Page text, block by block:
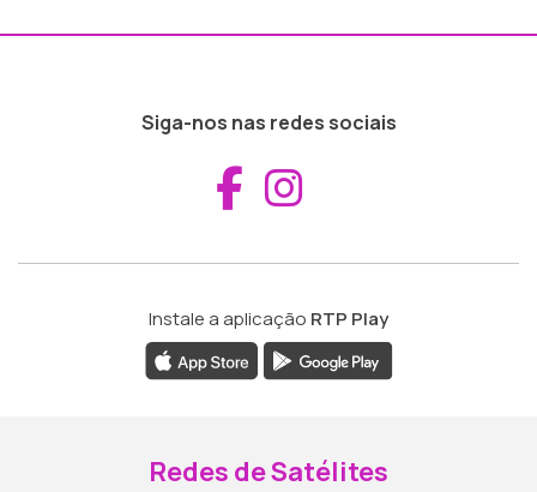
Siga-nos nas redes sociais
Aceder ao
Instale a aplicação RTP Play
Redes de Satélites